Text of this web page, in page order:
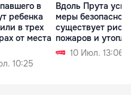
в
ребенка
в трех
от места
10:25
Вдоль Прута
меры
существует риск
пожаров и
10 Июл. 13:06